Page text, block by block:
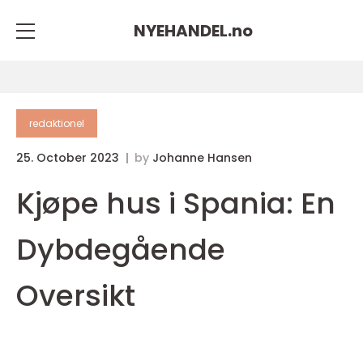
NYEHANDEL.no
redaktionel
25. October 2023 by Johanne Hansen
Kjøpe hus i Spania: En
Dybdegående
Oversikt